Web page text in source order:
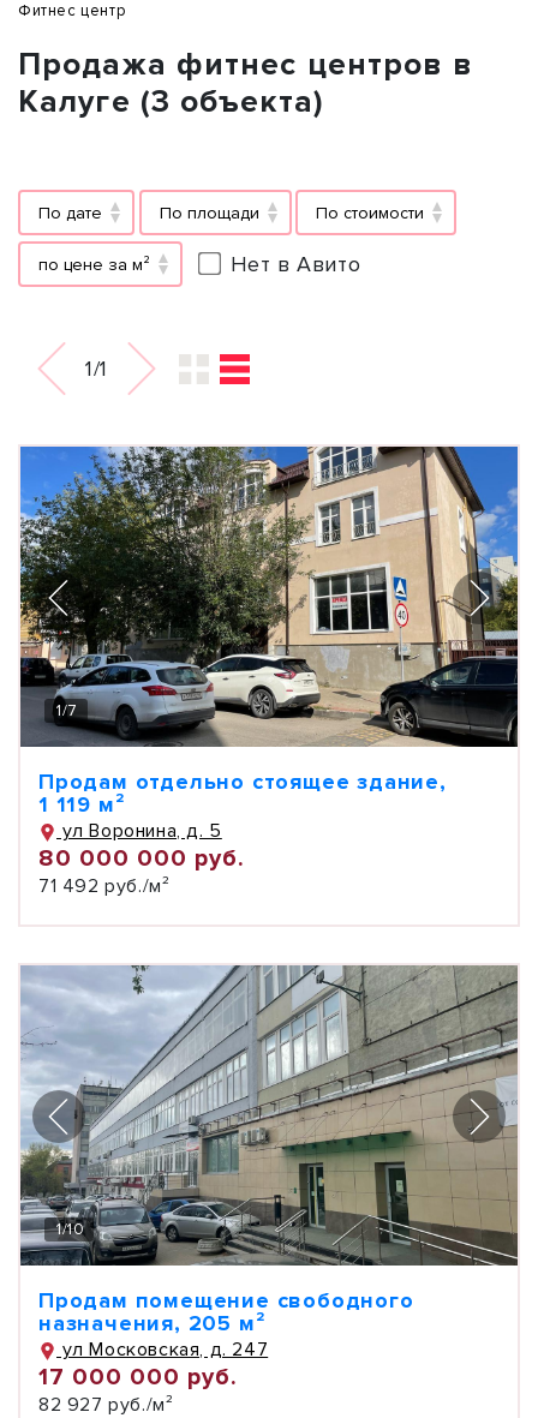
Фитнес центр
Продажа фитнес центров в
Калуге (3 объекта)
По дате По площади По стоимости
по цене за м² Нет в Авито
1/1
1/7
Продам отдельно стоящее здание,
1 119 м²
ул Воронина, д. 5
80 000 000 руб.
71 492 руб./м²
1/10
Продам помещение свободного
назначения, 205 м²
ул Московская, д. 247
17 000 000 руб.
82 927 руб./м²